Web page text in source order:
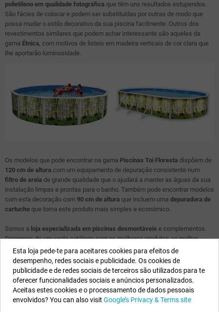
polietileno em qualidade fotográfica que têm uns resultados estupendos.
São fácies de colocar e podem ser substituídas por outras de modo que
possa mudar o estilo decorativo da sua piscina facilmente. Outros dos
revestimentos similares que podem achar interessante são aqueles da
gama Étnica, com motivos de listeis em madeira verticais de cor clara que
lhe aportarão luminosidade.
Os modelos que pode encontrar na gama Piscinas Toi Floresta dispõem de
120 cm de altura com um equipamento de depuração consistente num
filtro de areia de grande qualidade que o ajudará a manter as águas da sua
instalação limpas e prontas para o banho. Também pode encontrar modelos
com esta decoração com 90 cm de altura que incluem uma depuradora de
cartucho que torna este produto mais simples e económico.
Somos a loja especializada em piscinas desmontáveis e complementos.
Dispomos de um vasto catálogo com os melhores produtos ao melhor
preço.
Os Nossos Dados
EYAROC COMPANY SL (PT980718171)
Esta loja pede-te para aceitares cookies para efeitos de
desempenho, redes sociais e publicidade. Os cookies de
publicidade e de redes sociais de terceiros são utilizados para te
oferecer funcionalidades sociais e anúncios personalizados.
Aceitas estes cookies e o processamento de dados pessoais
envolvidos? You can also visit Google’s Privacy & Terms site